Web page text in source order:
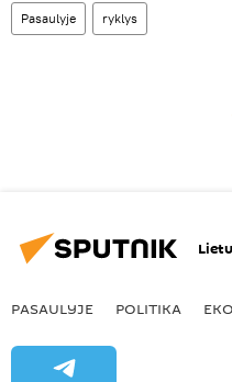
Pasaulyje ryklys
PASAULYJE POLITIKA